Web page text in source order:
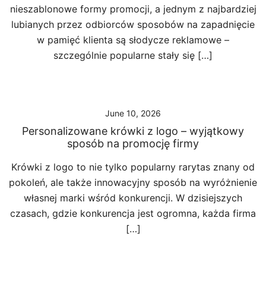
nieszablonowe formy promocji, a jednym z najbardziej
lubianych przez odbiorców sposobów na zapadnięcie
w pamięć klienta są słodycze reklamowe –
szczególnie popularne stały się […]
June 10, 2026
Personalizowane krówki z logo – wyjątkowy
sposób na promocję firmy
Krówki z logo to nie tylko popularny rarytas znany od
pokoleń, ale także innowacyjny sposób na wyróżnienie
własnej marki wśród konkurencji. W dzisiejszych
czasach, gdzie konkurencja jest ogromna, każda firma
[…]